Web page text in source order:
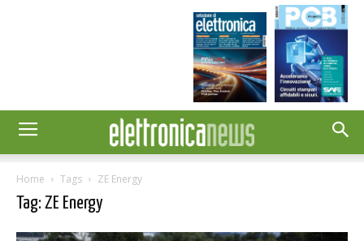
Home Tags ZE Energy
Tag: ZE Energy